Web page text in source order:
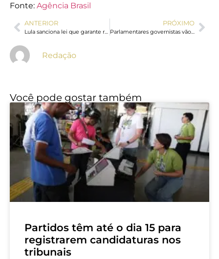
Fonte: Agência Brasil
ANTERIOR
Lula sanciona lei que garante renovação automática da CNH
PRÓXIMO
Parlamentares governistas vão aos EUA apresentar contraponto à direita
Redação
Você pode gostar também
Partidos têm até o dia 15 para
registrarem candidaturas nos
tribunais